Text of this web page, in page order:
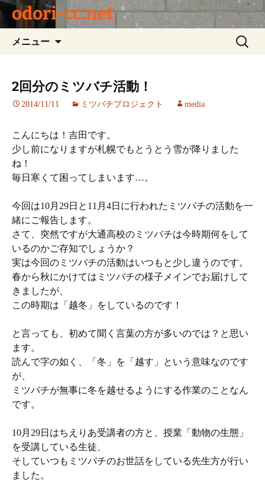
odori-cc.net
メニュー
ツ
キ
ッ
検
索:
2回分のミツバチ活動！
2014/11/11 ミツバチプロジェクト media
こんにちは！吉田です。
少し前になりますが札幌でもとうとう雪が降りました
ね！
毎日寒くて困ってしまいます…。
今回は10月29日と11月4日に行われたミツバチの活動を一
緒にご報告します。
さて、突然ですが大通高校のミツバチは今時期何をして
いるのかご存知でしょうか？
実は今回のミツバチの活動はいつもと少し違うのです。
春から秋にかけてはミツバチの様子メインでお届けして
きましたが、
この時期は「越冬」をしているのです！
と言っても、初めて聞く言葉の方が多いのでは？と思い
ます。
読んで字の如く、「冬」を「越す」という意味なのです
が、
ミツバチが無事に冬を越せるようにする作業のことなん
です。
10月29日はちえりあ受講者の方と、授業「動物の生態」
を受講している生徒、
そしていつもミツバチのお世話をしている先生方が行い
ました。